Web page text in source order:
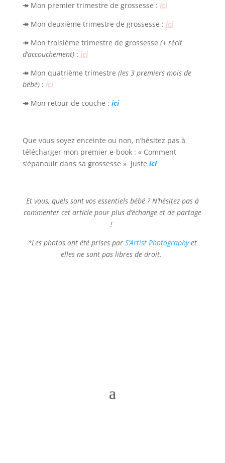
↠ Mon premier trimestre de grossesse : ici
↠ Mon deuxième trimestre de grossesse : ici
↠ Mon troisième trimestre de grossesse (+ récit
d’accouchement): ici
↠ Mon quatrième trimestre (les 3 premiers mois de
bébé): ici
↠ Mon retour de couche : ici
Que vous soyez enceinte ou non, n’hésitez pas à
télécharger mon premier e-book : « Comment
s’épanouir dans sa grossesse » juste ici
Et vous, quels sont vos essentiels bébé ? N’hésitez pas à
commenter cet article pour plus d’échange et de partage
!
*Les photos ont été prises parS’Artist Photographyet
elles ne sont pas libres de droit.